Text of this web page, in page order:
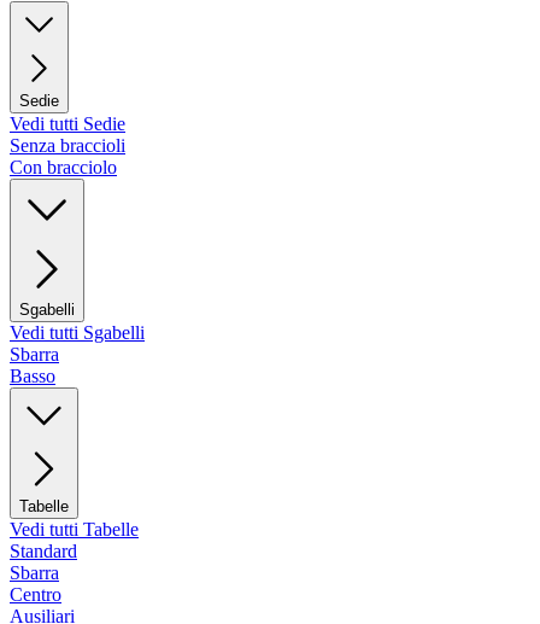
Sedie
Vedi tutti Sedie
Senza braccioli
Con bracciolo
Sgabelli
Vedi tutti Sgabelli
Sbarra
Basso
Tabelle
Vedi tutti Tabelle
Standard
Sbarra
Centro
Ausiliari